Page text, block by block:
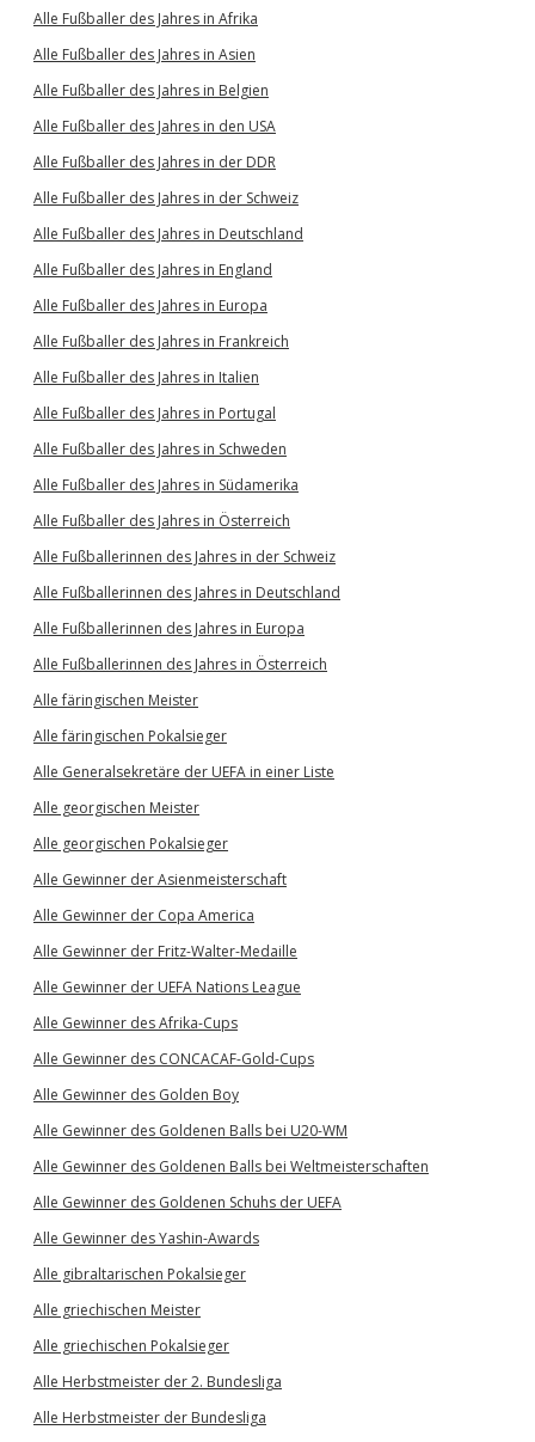
Alle Fußballer des Jahres in Afrika
Alle Fußballer des Jahres in Asien
Alle Fußballer des Jahres in Belgien
Alle Fußballer des Jahres in den USA
Alle Fußballer des Jahres in der DDR
Alle Fußballer des Jahres in der Schweiz
Alle Fußballer des Jahres in Deutschland
Alle Fußballer des Jahres in England
Alle Fußballer des Jahres in Europa
Alle Fußballer des Jahres in Frankreich
Alle Fußballer des Jahres in Italien
Alle Fußballer des Jahres in Portugal
Alle Fußballer des Jahres in Schweden
Alle Fußballer des Jahres in Südamerika
Alle Fußballer des Jahres in Österreich
Alle Fußballerinnen des Jahres in der Schweiz
Alle Fußballerinnen des Jahres in Deutschland
Alle Fußballerinnen des Jahres in Europa
Alle Fußballerinnen des Jahres in Österreich
Alle färingischen Meister
Alle färingischen Pokalsieger
Alle Generalsekretäre der UEFA in einer Liste
Alle georgischen Meister
Alle georgischen Pokalsieger
Alle Gewinner der Asienmeisterschaft
Alle Gewinner der Copa America
Alle Gewinner der Fritz-Walter-Medaille
Alle Gewinner der UEFA Nations League
Alle Gewinner des Afrika-Cups
Alle Gewinner des CONCACAF-Gold-Cups
Alle Gewinner des Golden Boy
Alle Gewinner des Goldenen Balls bei U20-WM
Alle Gewinner des Goldenen Balls bei Weltmeisterschaften
Alle Gewinner des Goldenen Schuhs der UEFA
Alle Gewinner des Yashin-Awards
Alle gibraltarischen Pokalsieger
Alle griechischen Meister
Alle griechischen Pokalsieger
Alle Herbstmeister der 2. Bundesliga
Alle Herbstmeister der Bundesliga